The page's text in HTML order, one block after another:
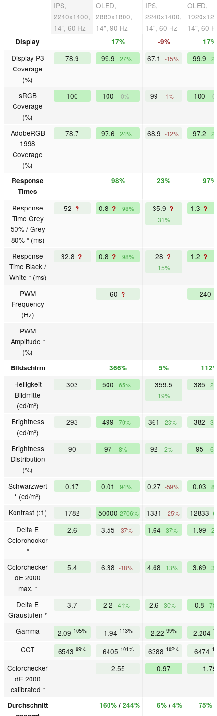
IPS,
2240x1400,
14", 60 Hz
OLED,
2880x1800,
14", 90 Hz
IPS,
2240x1400,
14", 60 Hz
OLED,
14", 60
Display 17% -9% 17%
Display P3
Coverage
(%)
78.9 99.9 27% 67.1 -15% 99.9
sRGB
Coverage
(%)
100 100 0% 99 -1% 100
AdobeRGB
1998
Coverage
(%)
78.7 97.6 24% 68.9 -12% 97.2
Response
Times
98% 23% 97%
Response
Time Grey
50% / Grey
80% * (ms)
52 ? 0.8 ? 98% 35.9 ?
31%
1.3 ?
Response
Time Black /
White * (ms)
32.8 ? 0.8 ? 98% 28 ?
15%
1.2 ?
PWM
Frequency
(Hz)
60 ? 240
PWM
Amplitude *
(%)
Bildschirm 366% 5%
Helligkeit
Bildmitte
(cd/m²)
303 500 65% 359.5
19%
385
Brightness
(cd/m²)
293 499 70% 361 23% 382
Brightness
Distribution
(%)
90 97 8% 92 2% 95
Schwarzwert
* (cd/m²)
0.17 0.01 94% 0.27 -59% 0.03
Kontrast (:1) 1782 500002706% 1331 -25% 12833
Delta E
Colorchecker
*
2.6 3.55 -37% 1.64 37% 1.99
Colorchecker
dE 2000
max. *
5.4 6.38 -18% 4.68 13% 3.69
Delta E
Graustufen *
3.7 2.2 41% 2.6 30% 0.8
Gamma 2.09 105% 1.94 113% 2.22 99% 2.204
CCT 6543 99% 6405 101% 6388 102% 6474
Colorchecker
dE 2000
calibrated *
2.55 0.97 1.79
Durchschnitt
160%/ 244% 6%/ 4% 75%